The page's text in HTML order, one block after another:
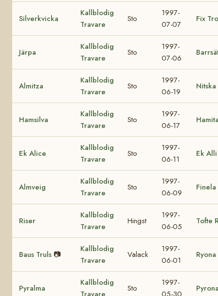
Silverkvicka
Kallblodig
Travare
Sto
1997-
07-07
Fix
Järpa
Kallblodig
Travare
Sto
1997-
07-06
Almitza
Kallblodig
Travare
Sto
1997-
06-19
Nitska
Hamsilva
Kallblodig
Travare
Sto
1997-
06-17
Ek Alice
Kallblodig
Travare
Sto
1997-
06-11
Ek Alli
Almveig
Kallblodig
Travare
Sto
1997-
06-09
Finela
Riser
Kallblodig
Travare
Hingst
1997-
06-05
Tofte
Baus Truls 📷
Kallblodig
Travare
Valack
1997-
06-01
Pyralma
Kallblodig
Travare
Sto
1997-
05-30